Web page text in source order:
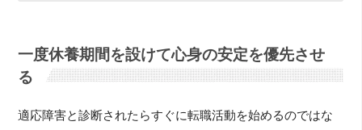
一度休養期間を設けて心身の安定を優先させ
る
適応障害と診断されたらすぐに転職活動を始めるのではな